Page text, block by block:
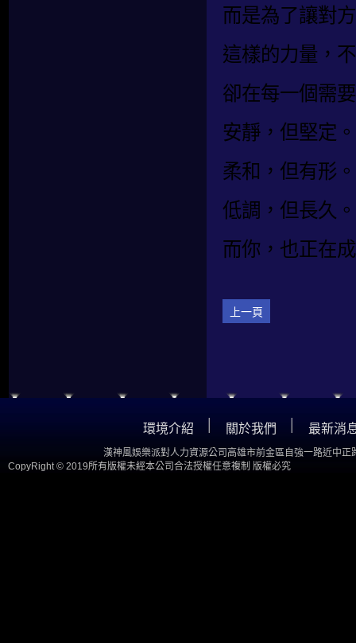
而是為了讓對
這樣的力量，
卻在每一個需
安靜，但堅定。
柔和，但有形。
低調，但長久。
而你，也正在
上一頁
環境介紹 關於我們 最新消
漢神風娛樂派對人力資源公司高雄市前金區自強一路近中正
CopyRight © 2019所有版權未經本公司合法授權任意複制 版權必究